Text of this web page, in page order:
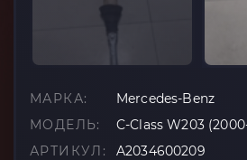
МАРКА:
Mercedes-Benz
МОДЕЛЬ:
C-Class W203
АРТИКУЛ:
A2034600209